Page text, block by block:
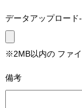
データアップロード
※2MB以内の ファイ
備考